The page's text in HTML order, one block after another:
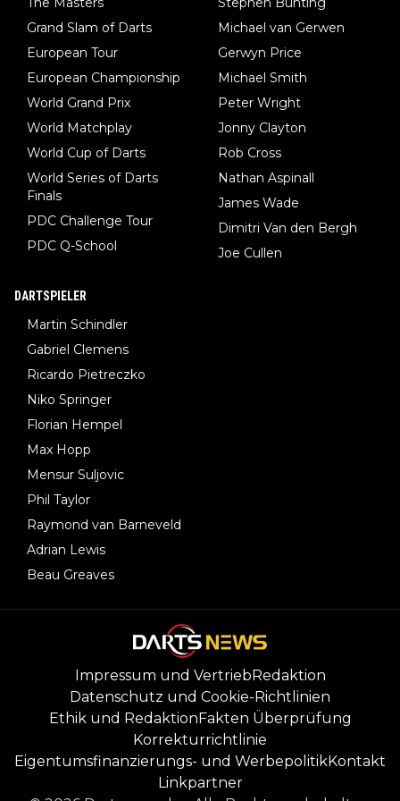
Grand Slam of Darts
European Tour
European Championship
World Grand Prix
World Matchplay
World Cup of Darts
World Series of Darts
Finals
PDC Challenge Tour
PDC Q-School
Michael van Gerwen
Gerwyn Price
Michael Smith
Peter Wright
Jonny Clayton
Rob Cross
Nathan Aspinall
James Wade
Dimitri Van den Bergh
Joe Cullen
DARTSPIELER
Martin Schindler
Gabriel Clemens
Ricardo Pietreczko
Niko Springer
Florian Hempel
Max Hopp
Mensur Suljovic
Phil Taylor
Raymond van Barneveld
Adrian Lewis
Beau Greaves
Impressum und VertriebRedaktion
Datenschutz und Cookie-Richtlinien
Ethik und RedaktionFakten Überprüfung
Korrekturrichtlinie
Eigentumsfinanzierungs- und WerbepolitikKontakt
Linkpartner